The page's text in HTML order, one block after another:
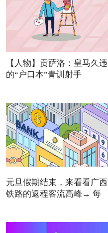
【人物】贡萨洛：皇马久违
的“户口本”青训射手
元旦假期结束，来看看广西
铁路的返程客流高峰→ 每